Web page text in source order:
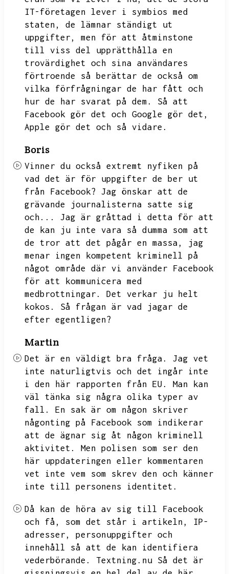
IT-företagen lever i symbios med
staten,
de lämnar ständigt ut
uppgifter,
men för att åtminstone
till viss del upprätthålla en
trovärdighet och sina användares
förtroende så berättar de också om
vilka förfrågningar de har fått och
hur de har svarat på dem.
Så att
Facebook gör det och Google gör det,
Apple gör det och så vidare.
Boris
Vinner du också extremt nyfiken på
vad det är för uppgifter de ber ut
från Facebook? Jag önskar att de
grävande journalisterna satte sig
och...
Jag är gråttad i detta för att
de kan ju inte vara så dumma som att
de tror att det pågår en massa,
jag
menar ingen kompetent kriminell på
något område där vi använder Facebook
för att kommunicera med
medbrottningar.
Det verkar ju helt
kokos.
Så frågan är vad jagar de
efter egentligen?
Martin
Det är en väldigt bra fråga.
Jag vet
inte naturligtvis och det ingår inte
i den här rapporten från EU.
Man kan
väl tänka sig några olika typer av
fall.
En sak är om någon skriver
någonting på Facebook som indikerar
att de ägnar sig åt någon kriminell
aktivitet.
Men polisen som ser den
här uppdateringen eller kommentaren
vet inte vem som skrev den och känner
inte till personens identitet.
Då kan de höra av sig till Facebook
och få,
som det står i artikeln,
IP-
adresser,
personuppgifter och
innehåll så att de kan identifiera
vederbörande.
Textning.nu Så det är